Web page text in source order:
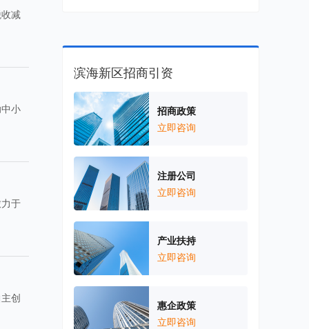
减
小
于
创
滨海新区招商引资
招商政策
立即咨询
注册公司
立即咨询
产业扶持
立即咨询
惠企政策
立即咨询